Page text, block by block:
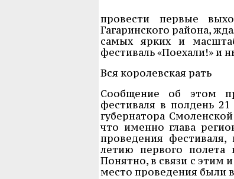
провести первые
Гагаринского района,
самых ярких и
фестиваль «Поехали!» и
Вся королевская рать
Сообщение об этом
фестиваля в полдень
губернатора
что именно глава
проведения фестиваля,
летию первого полета
Понятно, в связи с этим
место проведения были